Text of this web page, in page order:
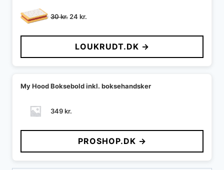
30kr. Den
pris
var:
30 kr..
24 kr.
pris
er:
24 kr..
LOUKRUDT.DK →
My Hood Boksebold inkl. boksehandsker
349kr.
PROSHOP.DK →